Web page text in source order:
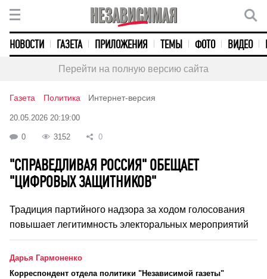
НОВОСТИ ГАЗЕТА ПРИЛОЖЕНИЯ ТЕМЫ ФОТО ВИДЕО
Перейти на полную версию сайта
Газета Политика Интернет-версия
20.05.2026 20:19:00
0 3152 0
"СПРАВЕДЛИВАЯ РОССИЯ" ОБЕЩАЕТ
"ЦИФРОВЫХ ЗАЩИТНИКОВ"
Традиция партийного надзора за ходом голосования
повышает легитимность электоральных мероприятий
Дарья Гармоненко
Корреспондент отдела политики "Независимой газеты"